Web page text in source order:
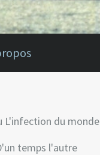
L'infection du monde
temps l'autre